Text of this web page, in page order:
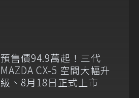
預售價94.9萬起！三代
MAZDA CX-5 空間大幅升
級、8月18日正式上市